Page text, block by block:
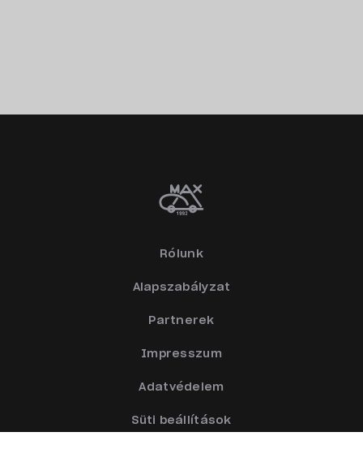
Rólunk
Alapszabályzat
Partnerek
Impresszum
Adatvédelem
Süti beállítások